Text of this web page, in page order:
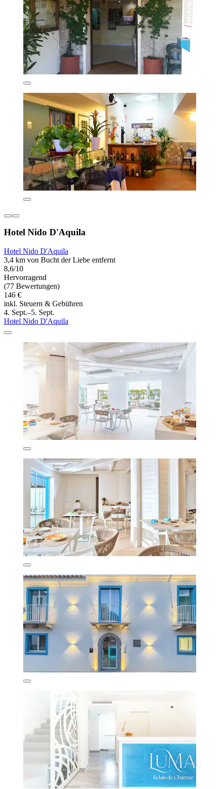
Hotel Nido D'Aquila
Hotel Nido D'Aquila
3,4 km von Bucht der Liebe entfernt
8,6/10
Hervorragend
(77 Bewertungen)
146 €
inkl. Steuern & Gebühren
4. Sept.–5. Sept.
Hotel Nido D'Aquila